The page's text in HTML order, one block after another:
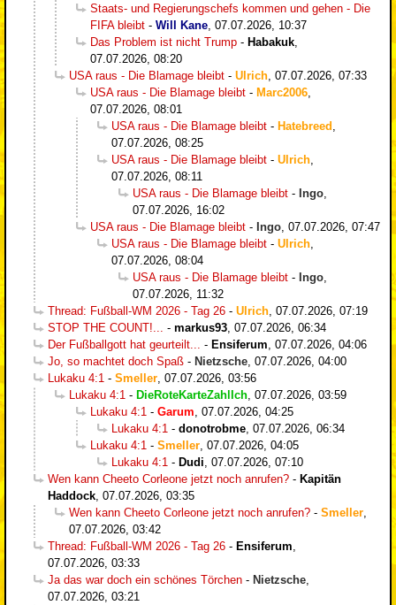
Staats- und Regierungschefs kommen und gehen - Die
FIFA bleibt - Will Kane 07.07.2026, 10:37
Das Problem ist nicht Trump - Habakuk
07.07.2026, 08:20
USA raus - Die Blamage bleibt - Ulrich 07.07.2026, 07:33
USA raus - Die Blamage bleibt - Marc2006
07.07.2026, 08:01
USA raus - Die Blamage bleibt - Hatebreed
07.07.2026, 08:25
USA raus - Die Blamage bleibt - Ulrich
07.07.2026, 08:11
USA raus - Die Blamage bleibt - Ingo
07.07.2026, 16:02
USA raus - Die Blamage bleibt - Ingo 07.07.2026, 07:47
USA raus - Die Blamage bleibt - Ulrich
07.07.2026, 08:04
USA raus - Die Blamage bleibt - Ingo
07.07.2026, 11:32
Thread: Fußball-WM 2026 - Tag 26 - Ulrich 07.07.2026, 07:19
STOP THE COUNT!...
- markus93 07.07.2026, 06:34
Der Fußballgott hat geurteilt...
- Ensiferum 07.07.2026, 04:06
Jo, so machtet doch Spaß - Nietzsche 07.07.2026, 04:00
Lukaku 4:1 - Smeller 07.07.2026, 03:56
Lukaku 4:1 - DieRoteKarteZahlIch 07.07.2026, 03:59
Lukaku 4:1 - Garum 07.07.2026, 04:25
Lukaku 4:1 - donotrobme 07.07.2026, 06:34
Lukaku 4:1 - Smeller 07.07.2026, 04:05
Lukaku 4:1 - Dudi 07.07.2026, 07:10
Wen kann Cheeto Corleone jetzt noch anrufen? - Kapitän
Haddock 07.07.2026, 03:35
Wen kann Cheeto Corleone jetzt noch anrufen? - Smeller
07.07.2026, 03:42
Thread: Fußball-WM 2026 - Tag 26 - Ensiferum
07.07.2026, 03:33
Ja das war doch ein schönes Törchen - Nietzsche
07.07.2026, 03:21